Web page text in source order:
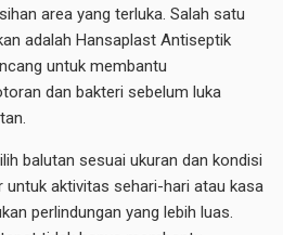
area yang terluka. Salah satu
adalah Hansaplast Antiseptik
untuk membantu
dan bakteri sebelum luka
balutan sesuai ukuran dan kondisi
untuk aktivitas sehari-hari atau kasa
perlindungan yang lebih luas.